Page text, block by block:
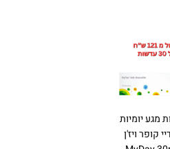
מגע יומיות
קופר ויז'ן